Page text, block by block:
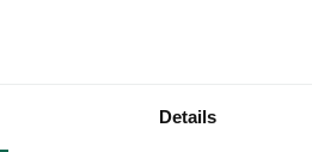
Details